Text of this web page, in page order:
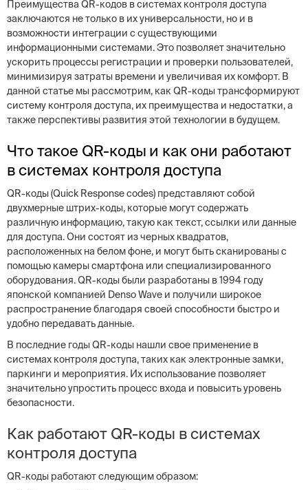
Преимущества QR-кодов в системах контроля доступа
заключаются не только в их универсальности, но и в
возможности интеграции с существующими
информационными системами. Это позволяет значительно
ускорить процессы регистрации и проверки пользователей,
минимизируя затраты времени и увеличивая их комфорт. В
данной статье мы рассмотрим, как QR-коды трансформируют
систему контроля доступа, их преимущества и недостатки, а
также перспективы развития этой технологии в будущем.
Что такое QR-коды и как они работают
в системах контроля доступа
QR-коды (Quick Response codes) представляют собой
двухмерные штрих-коды, которые могут содержать
различную информацию, такую как текст, ссылки или данные
для доступа. Они состоят из черных квадратов,
расположенных на белом фоне, и могут быть сканированы с
помощью камеры смартфона или специализированного
оборудования. QR-коды были разработаны в 1994 году
японской компанией Denso Wave и получили широкое
распространение благодаря своей способности быстро и
удобно передавать данные.
В последние годы QR-коды нашли свое применение в
системах контроля доступа, таких как электронные замки,
паркинги и мероприятия. Их использование позволяет
значительно упростить процесс входа и повысить уровень
безопасности.
Как работают QR-коды в системах
контроля доступа
QR-коды работают следующим образом: